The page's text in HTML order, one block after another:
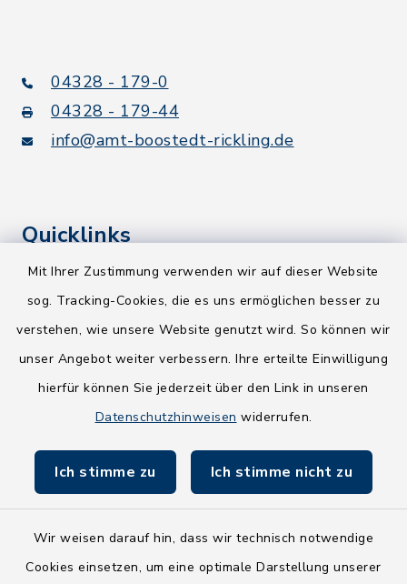
Mit Ihrer Zustimmung verwenden wir auf dieser Website
sog. Tracking-Cookies, die es uns ermöglichen besser zu
verstehen, wie unsere Website genutzt wird. So können wir
unser Angebot weiter verbessern. Ihre erteilte Einwilligung
hierfür können Sie jederzeit über den Link in unseren
Datenschutzhinweisen widerrufen.
Ich stimme zu Ich stimme nicht zu
Wir weisen darauf hin, dass wir technisch notwendige
Cookies einsetzen, um eine optimale Darstellung unserer
04328 - 179-0
04328 - 179-44
info@amt-boostedt-rickling.de
Quicklinks
Kreis Segeberg
NEU! Amtsbroschüre 2026
Holsteiner Auenland
Fundbüro